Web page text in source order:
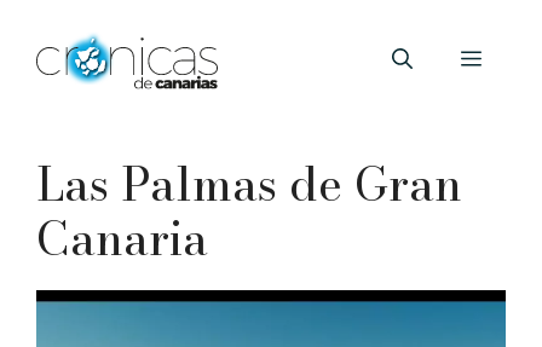
contenido
Menú
Las Palmas de Gran
Canaria